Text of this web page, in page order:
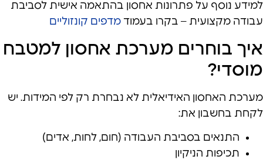
למידע נוסף על פתרונות אחסון בהתאמה אישית לסביבת
עבודה מקצועית – בקרו בעמוד מדפים קונזוליים
איך בוחרים מערכת אחסון למטבח
מוסדי?
מערכת האחסון האידיאלית לא נבחרת רק לפי המידות. יש
לקחת בחשבון את:
התנאים בסביבת העבודה (חום, לחות, אדים)
תכיפות הניקיון